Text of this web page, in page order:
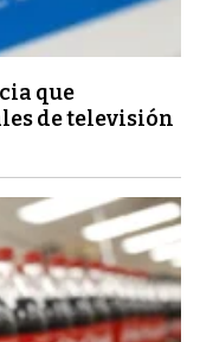
que
de televisión